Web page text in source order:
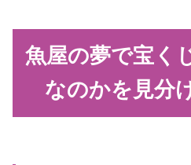
魚屋の夢で宝く
なのかを見分